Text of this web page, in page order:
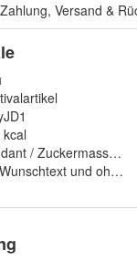
Zahlung, Versand &
kcal
mit Wunschtext